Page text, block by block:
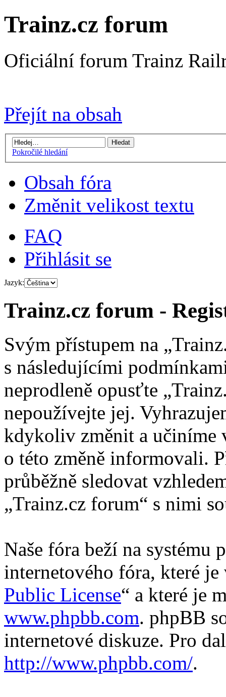
Trainz.cz forum
Oficiální forum Trainz
Přejít na obsah
Pokročilé hledání
Obsah fóra
Změnit velikost textu
FAQ
Přihlásit se
Jazyk:
Trainz.cz forum -
Svým přístupem na
s následujícími
neprodleně opusťte
nepoužívejte jej.
kdykoliv změnit a učiníme
o této změně informovali.
průběžně sledovat
„Trainz.cz forum“ s nimi
Naše fóra beží na systému
internetového fóra, které
Public License“ a které je
www.phpbb.com. phpBB
internetové diskuze. Pro
http://www.phpbb.com/.